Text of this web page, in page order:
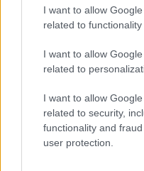
I want to allow
related to
I want to allow
related to
I want to allow
related to security,
functionality and
user protection.
Μεσημεριανό...|
Μεσημεριανό
07/08/2026
ΑΠΟΣΠΑΣΜΑΤΑ...|